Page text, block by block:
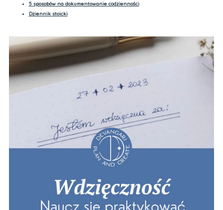
5 sposobów na dokumentowanie codzienności
Dziennik stoicki